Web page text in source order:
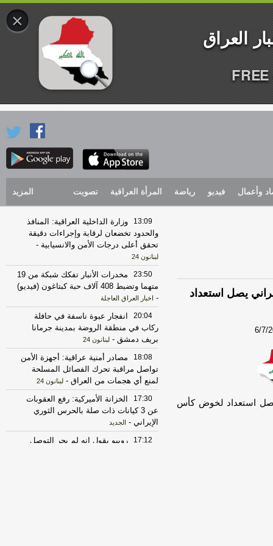
وأعمال فيديو رياضة المرأة العراقية تصويت المزيد
يصل استعداد
6/7/
يصل استعداد لخوض كأس
13:09
وزارة الداخلية العراقية: المنافذ
والحدود تخضعان لرقابة وإجراءات دقيقة
تحقق أعلى درجات الأمن والانسيابية -
لبنانون 24
23:50
مخدرات الأنبار تفكك شبكة من 19
متهما وتضبط 408 آلاف حبة كبتاغون (فيديو)
-
اخبار العراق العاجلة
20:04
انفجار عبوة ناسفة في حافلة
ركاب في منطقة الروضة بمدينة جرمانا
بريف دمشق - لبنانون 24
18:08
مصادر أمنية عراقية: أجهزة الأمن
تواصل مراقبة تحرك الفصائل المسلحة
لمنع أي هجمات من العراق - لبنانون 24
17:30
الخزانة الأميركية: رفع العقوبات
عن 3 كيانات ذات صلة بالحرس الثوري
الإيراني - الجديد
17:12
روبيو يقول إنه لم يجر التوصل
×